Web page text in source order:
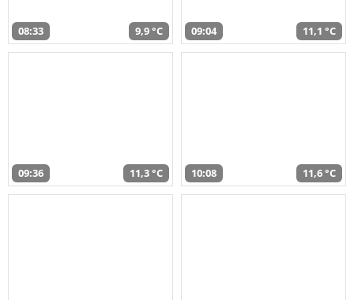
08:33 9,9 °C 09:04 11,1 °C
09:36 11,3 °C 10:08 11,6 °C